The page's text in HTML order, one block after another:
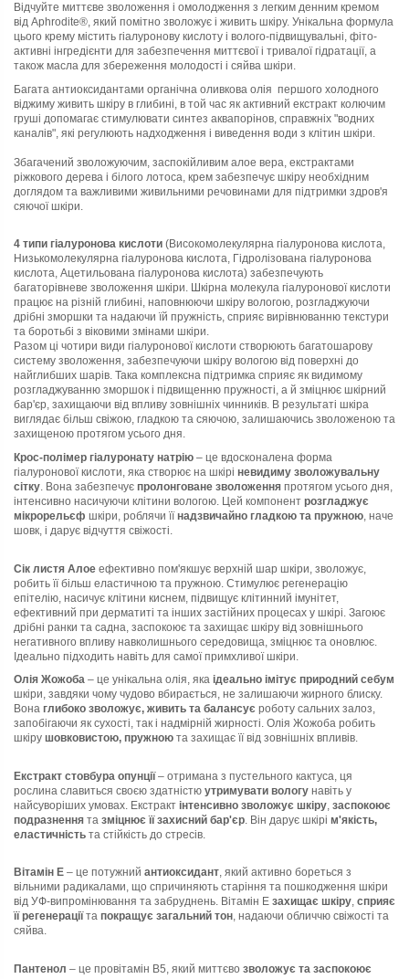
Відчуйте миттєве зволоження і омолодження з легким денним кремом
від Aphrodite®, який помітно зволожує і живить шкіру. Унікальна формула
цього крему містить гіалуронову кислоту і волого-підвищувальні, фіто-
активні інгредієнти для забезпечення миттєвої і тривалої гідратації, а
також масла для збереження молодості і сяйва шкіри.
Багата антиоксидантами органічна оливкова олія першого холодного
віджиму живить шкіру в глибині, в той час як активний екстракт колючим
груші допомагає стимулювати синтез аквапорінов, справжніх "водних
каналів", які регулюють надходження і виведення води з клітин шкіри.
Збагачений зволожуючим, заспокійливим алое вера, екстрактами
ріжкового дерева і білого лотоса, крем забезпечує шкіру необхідним
доглядом та важливими живильними речовинами для підтримки здров'я
сяючої шкіри.
4 типи гіалуронова кислоти (Високомолекулярна гіалуронова кислота,
Низькомолекулярна гіалуронова кислота, Гідролізована гіалуронова
кислота, Ацетильована гіалуронова кислота) забезпечують
багаторівневе зволоження шкіри. Шкірна молекула гіалуронової кислоти
працює на різній глибині, наповнюючи шкіру вологою, розгладжуючи
дрібні зморшки та надаючи їй пружність, сприяє вирівнюванню текстури
та боротьбі з віковими змінами шкіри.
Разом ці чотири види гіалуронової кислоти створюють багатошарову
систему зволоження, забезпечуючи шкіру вологою від поверхні до
найглибших шарів. Така комплексна підтримка сприяє як видимому
розгладжуванню зморшок і підвищенню пружності, а й зміцнює шкірний
бар'єр, захищаючи від впливу зовнішніх чинників. В результаті шкіра
виглядає більш свіжою, гладкою та сяючою, залишаючись зволоженою та
захищеною протягом усього дня.
Крос-полімер гіалуронату натрію – це вдосконалена форма
гіалуронової кислоти, яка створює на шкірі невидиму зволожувальну
сітку. Вона забезпечує пролонговане зволоження протягом усього дня,
інтенсивно насичуючи клітини вологою. Цей компонент розгладжує
мікрорельєф шкіри, роблячи їїнадзвичайно гладкою та пружною, наче
шовк, і дарує відчуття свіжості.
Сік листя Алое ефективно пом'якшує верхній шар шкіри, зволожує,
робить її більш еластичною та пружною. Стимулює регенерацію
епітелію, насичує клітини киснем, підвищує клітинний імунітет,
ефективний при дерматиті та інших застійних процесах у шкірі. Загоює
дрібні ранки та садна, заспокоює та захищає шкіру від зовнішнього
негативного впливу навколишнього середовища, зміцнює та оновлює.
Ідеально підходить навіть для самої примхливої шкіри.
Олія Жожоба – це унікальна олія, яка ідеально імітує природний себум
шкіри, завдяки чому чудово вбирається, не залишаючи жирного блиску.
Вона глибоко зволожує, живить та балансує роботу сальних залоз,
запобігаючи як сухості, так і надмірній жирності. Олія Жожоба робить
шкіру шовковистою, пружною та захищає її від зовнішніх впливів.
Екстракт стовбура опунції– отримана з пустельного кактуса, ця
рослина славиться своєю здатністю утримувати вологу навіть у
найсуворіших умовах. Екстракт інтенсивно зволожує шкіру, заспокоює
подразнення та зміцнює її захисний бар'єр. Він дарує шкірі м'якість,
еластичність та стійкість до стресів.
Вітамін Е – це потужний антиоксидант, який активно бореться з
вільними радикалами, що спричиняють старіння та пошкодження шкіри
від УФ-випромінювання та забруднень. Вітамін Е захищає шкіру, сприяє
її регенераціїта покращує загальний тон, надаючи обличчю свіжості та
сяйва.
Пантенол – це провітамін B5, який миттєво зволожує та заспокоює